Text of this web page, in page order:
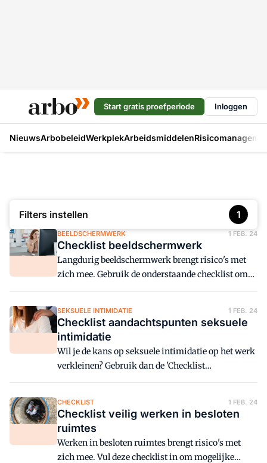
Start gratis proefperiode Inloggen
NieuwsArbobeleidWerkplekArbeidsmiddelen
Filters instellen 1
BEELDSCHERMWERK 1 FEB. 24
Checklist beeldschermwerk
Langdurig beeldschermwerk brengt risico's met
zich mee. Gebruik de onderstaande checklist om
een beeld te krijgen van jouw situatie. Lees wat je
van langdurig beeldschermwerk te beperken.
SEKSUELE INTIMIDATIE 1 FEB. 24
Checklist aandachtspunten seksuele
intimidatie
Wil je de kans op seksuele intimidatie op het werk
verkleinen? Gebruik dan de 'Checklist
aandachtspunten seksuele intimidatie'.
CHECKLIST 1 FEB. 24
Checklist veilig werken in besloten
ruimtes
Werken in besloten ruimtes brengt risico's met
zich mee. Vul deze checklist in om mogelijke